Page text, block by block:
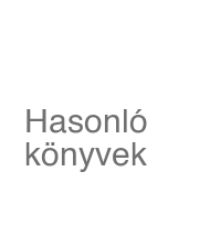
Hasonló
könyvek